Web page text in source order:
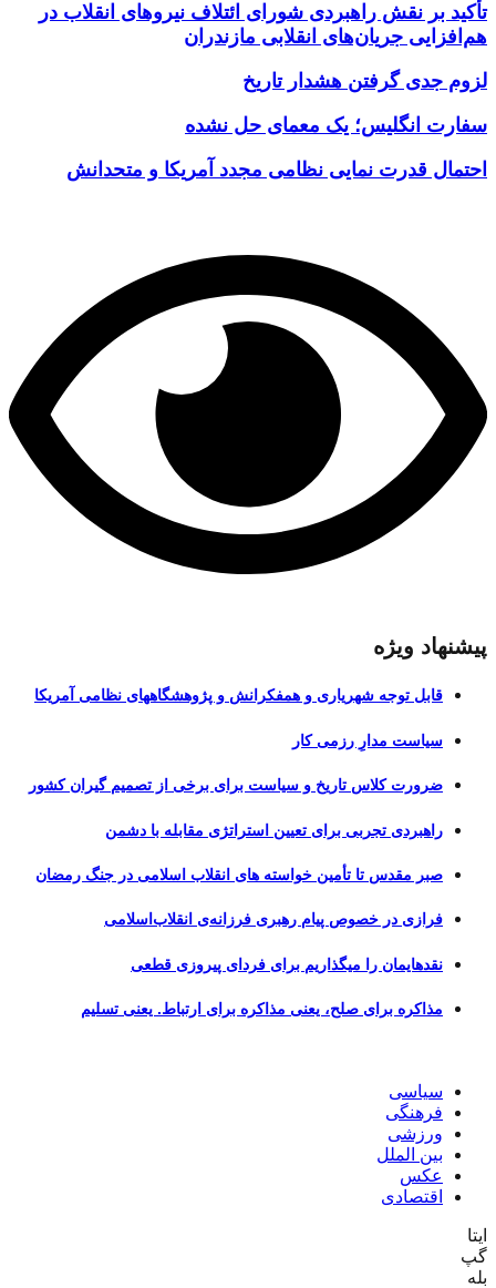
تأکید بر نقش راهبردی شورای ائتلاف نیروهای انقلاب در
هم‌افزایی جریان‌های انقلابی مازندران
لزوم جدی گرفتن هشدار تاریخ
سفارت انگلیس؛ یک معمای حل نشده
احتمال قدرت نمایی نظامی مجدد آمریکا و متحدانش
پیشنهاد ویژه
قابل توجه شهریاری و همفکرانش و پژوهشگاههای نظامی آمریکا
سیاست مدارِ رزمی کار
ضرورت کلاس تاریخ و سیاست برای برخی از تصمیم گیران کشور
راهبردی تجربی برای تعیین استراتژی مقابله با دشمن
صبر مقدس تا تأمین خواسته های انقلاب اسلامی در جنگ رمضان
فرازی در خصوص پیام رهبری فرزانه‌ی انقلاب‌اسلامی
نقدهایمان را میگذاریم برای فردای پیروزی قطعی
مذاکره برای صلح، یعنی مذاکره برای ارتباط. یعنی تسلیم
سیاسی
فرهنگی
ورزشی
بین الملل
عکس
اقتصادی
ایتا
گپ
بله